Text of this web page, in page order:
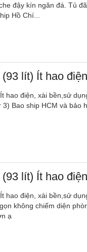
đậy kín ngăn đá. Tủ
Hồ Chí...
lít) Ít hao điện
hao điện, xài bền,sử
Bao ship HCM và bảo
lít) Ít hao điện
hao điện, xài bền,sử
không chiếm diện
ạ